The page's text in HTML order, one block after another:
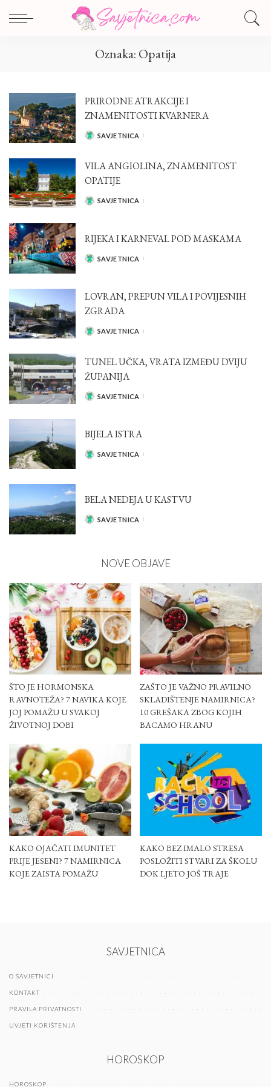
Oznaka: Opatija
PRIRODNE ATRAKCIJE I
ZNAMENITOSTI KVARNERA
POSTED
SAVJETNICA
VILA ANGIOLINA, ZNAMENITOST
OPATIJE
POSTED
SAVJETNICA
RIJEKA I KARNEVAL POD MASKAMA
POSTED
SAVJETNICA
LOVRAN, PREPUN VILA I POVIJESNIH
ZGRADA
POSTED
SAVJETNICA
TUNEL UČKA, VRATA IZMEĐU DVIJU
ŽUPANIJA
POSTED
SAVJETNICA
BIJELA ISTRA
POSTED
SAVJETNICA
BELA NEDEJA U KASTVU
POSTED
SAVJETNICA
NOVE OBJAVE
ŠTO JE HORMONSKA
RAVNOTEŽA? 7 NAVIKA KOJE
JOJ POMAŽU U SVAKOJ
ŽIVOTNOJ DOBI
ZAŠTO JE VAŽNO PRAVILNO
SKLADIŠTENJE NAMIRNICA?
10 GREŠAKA ZBOG KOJIH
BACAMO HRANU
KAKO OJAČATI IMUNITET
PRIJE JESENI? 7 NAMIRNICA
KOJE ZAISTA POMAŽU
KAKO BEZ IMALO STRESA
POSLOŽITI STVARI ZA ŠKOLU
DOK LJETO JOŠ TRAJE
SAVJETNICA
O SAVJETNICI
KONTAKT
PRAVILA PRIVATNOSTI
UVJETI KORIŠTENJA
HOROSKOP
HOROSKOP